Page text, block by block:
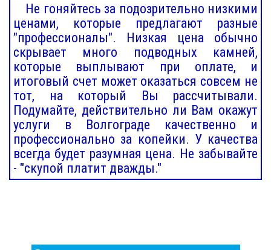
Не гоняйтесь за подозрительно низкими
ценами, которые предлагают разные
"профессионалы". Низкая цена обычно
скрывает много подводных камней,
которые выплывают при оплате, и
итоговый счет может оказаться совсем не
тот, на который Вы рассчитывали.
Подумайте, действительно ли Вам окажут
услуги в Волгограде качественно и
профессионально за копейки. У качества
всегда будет разумная цена. Не забывайте
- "скупой платит дважды."